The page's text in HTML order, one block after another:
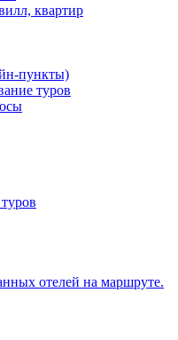
квартир
пункты)
туров
отелей на маршруте.